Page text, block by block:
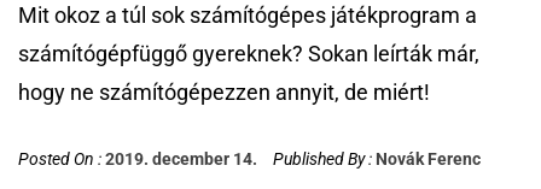
Mit okoz a túl sok számítógépes játékprogram a
számítógépfüggő gyereknek? Sokan leírták már,
hogy ne számítógépezzen annyit, de miért!
Posted On :2019. december 14. Published By : Novák Ferenc